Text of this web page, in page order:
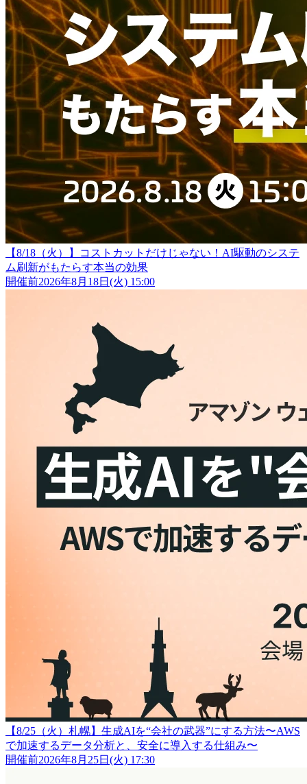
【8/18（火）】コストカットだけじゃない！AI駆動のシステ
ム刷新がもたらす本当の効果
開催前2026年8月18日(火) 15:00
【8/25（火）札幌】生成AIを“会社の武器”にする方法〜AWS
で加速するデータ分析と、安全に導入する仕組み〜
開催前2026年8月25日(火) 17:30